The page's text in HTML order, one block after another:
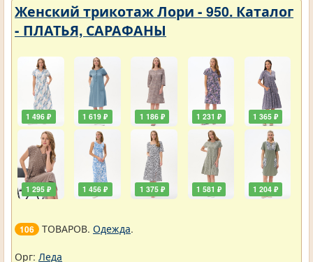
Женский трикотаж Лори - 950. Каталог
- ПЛАТЬЯ, САРАФАНЫ
1 496 ₽
1 295 ₽
1 619 ₽
1 456 ₽
1 186 ₽
1 375 ₽
1 231 ₽
1 581 ₽
1 365 ₽
1 204 ₽
106 ТОВАРОВ. Одежда.
Орг: Леда